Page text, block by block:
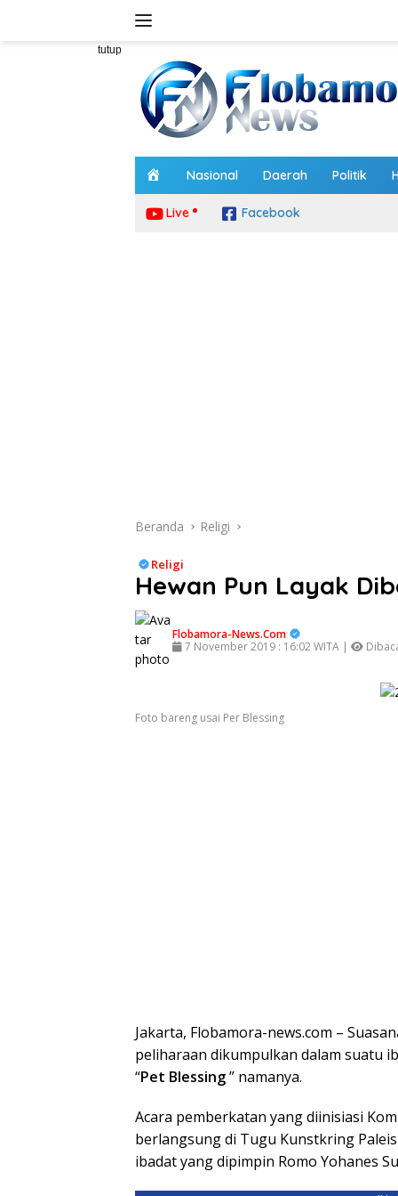
tutup
o
m
e
Nasional Daerah Politik
Live Facebook
Beranda Religi
Religi
Hewan Pun Layak
Flobamora-News.Com
7 November 2019 : 16:02 WITA |
Foto bareng usai Per Blessing
Jakarta, Flobamora-news.com –
peliharaan dikumpulkan dalam suatu
“Pet Blessing” namanya.
Acara pemberkatan yang diinisiasi
berlangsung di Tugu Kunstkring
ibadat yang dipimpin Romo Yohanes